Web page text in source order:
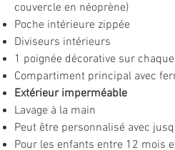
couvercle en néoprène)
Poche intérieure zippée
Diviseurs intérieurs
1 poignée décorative sur
Compartiment principal avec
Extérieur imperméable
Lavage à la main
Peut être personnalisé avec
Pour les enfants entre 12 mois